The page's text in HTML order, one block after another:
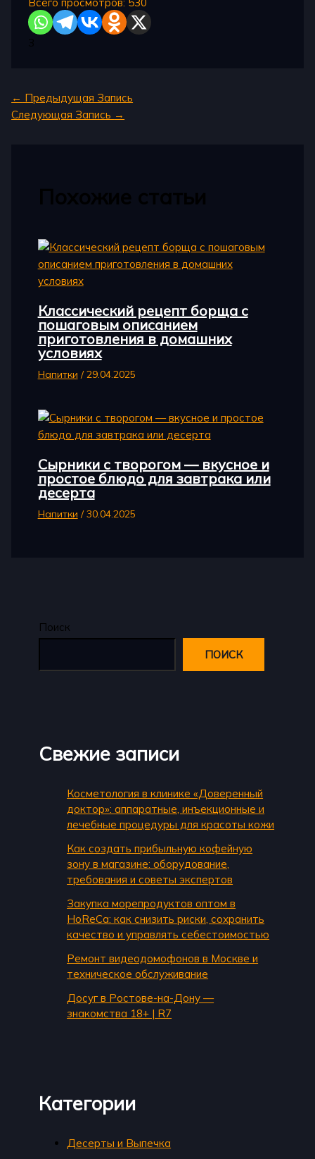
← Предыдущая Запись
Следующая Запись →
Классический рецепт борща с
пошаговым описанием
приготовления в домашних
условиях
Напитки /29.04.2025
Сырники с творогом — вкусное и
простое блюдо для завтрака или
десерта
Напитки /30.04.2025
Поиск
ПОИСК
Свежие записи
Косметология в клинике «Доверенный
доктор»: аппаратные, инъекционные и
лечебные процедуры для красоты кожи
Как создать прибыльную кофейную
зону в магазине: оборудование,
требования и советы экспертов
Закупка морепродуктов оптом в
HoReCa: как снизить риски, сохранить
качество и управлять себестоимостью
Ремонт видеодомофонов в Москве и
техническое обслуживание
Досуг в Ростове-на-Дону —
знакомства 18+ | R7
Категории
Десерты и Выпечка